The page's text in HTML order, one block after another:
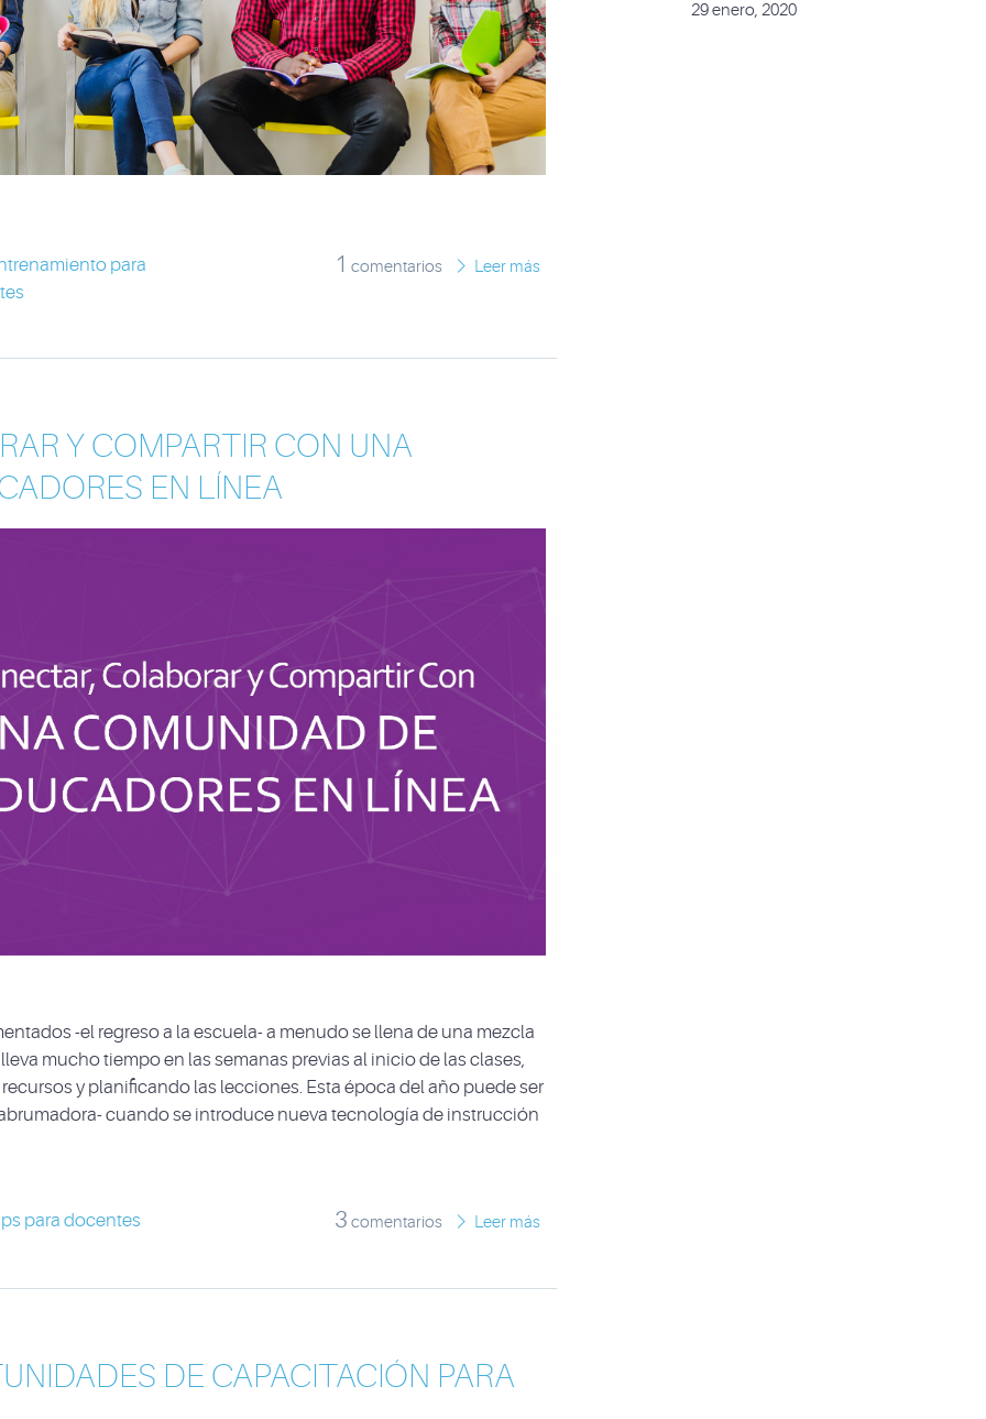
para
1 comentarios Leer más
Y COMPARTIR CON UNA
EN LÍNEA
-el regreso a la escuela- a menudo se llena de una mezcla
mucho tiempo en las semanas previas al inicio de las clases,
y planificando las lecciones. Esta época del año puede ser
cuando se introduce nueva tecnología de instrucción
para docentes 3 comentarios Leer más
DE CAPACITACIÓN PARA
29 enero, 2020